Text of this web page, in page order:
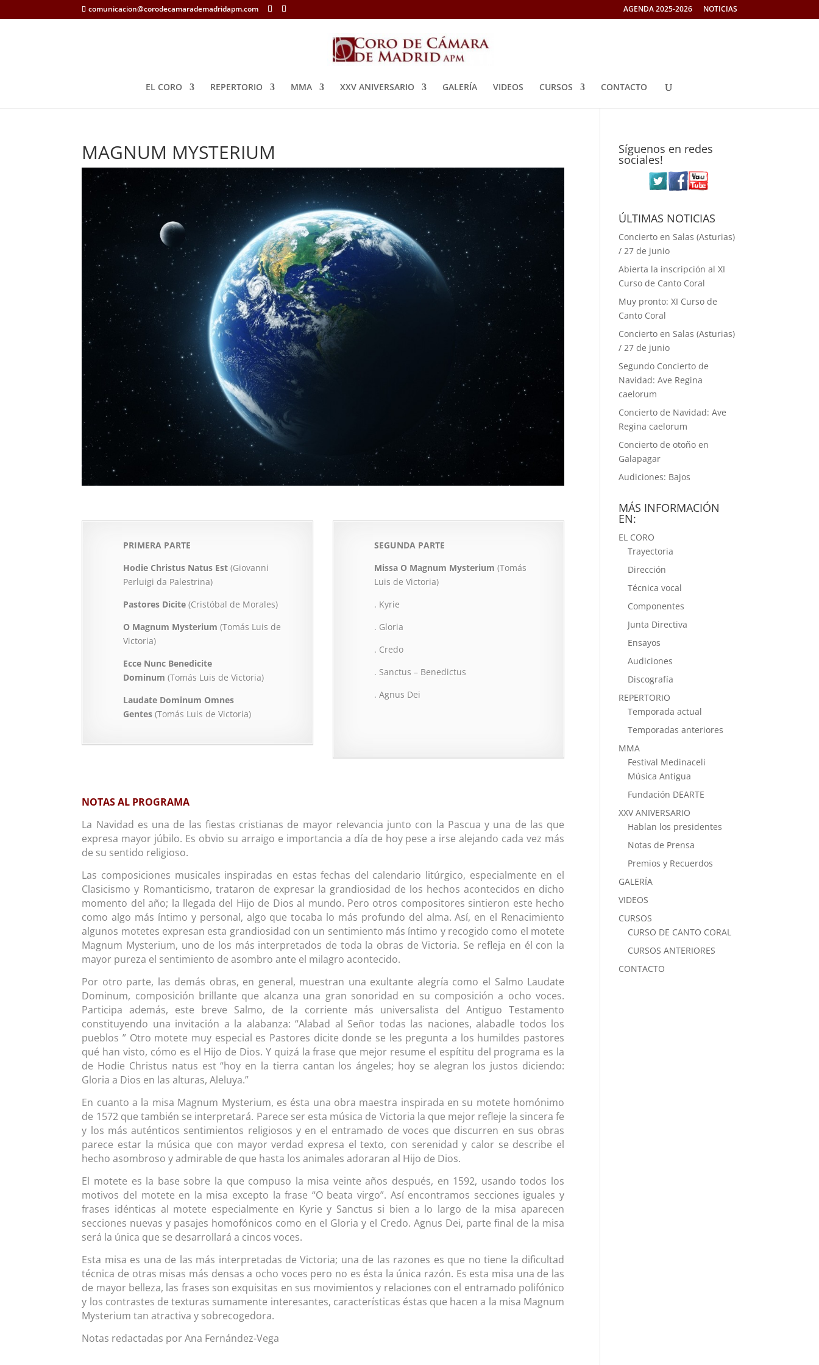
comunicacion@corodecamarademadridapm.com AGENDA 2025-2026 NOTICIAS
EL CORO REPERTORIO MMA XXV ANIVERSARIO GALERÍA VIDEOS CURSOS CONTACTO
MAGNUM MYSTERIUM
PRIMERA PARTE
Hodie Christus Natus Est (Giovanni
Perluigi da Palestrina)
Pastores Dicite (Cristóbal de Morales)
O Magnum Mysterium (Tomás Luis de
Victoria)
Ecce Nunc Benedicite
Dominum(Tomás Luis de Victoria)
Laudate Dominum Omnes
Gentes(Tomás Luis de Victoria)
SEGUNDA PARTE
Missa O Magnum Mysterium(Tomás
Luis de Victoria)
. Kyrie
. Gloria
. Credo
. Sanctus – Benedictus
. Agnus Dei
NOTAS AL PROGRAMA
La Navidad es una de las fiestas cristianas de mayor relevancia junto con la Pascua y una de las que
expresa mayor júbilo. Es obvio su arraigo e importancia a día de hoy pese a irse alejando cada vez más
de su sentido religioso.
Las composiciones musicales inspiradas en estas fechas del calendario litúrgico, especialmente en el
Clasicismo y Romanticismo, trataron de expresar la grandiosidad de los hechos acontecidos en dicho
momento del año; la llegada del Hijo de Dios al mundo. Pero otros compositores sintieron este hecho
como algo más íntimo y personal, algo que tocaba lo más profundo del alma. Así, en el Renacimiento
algunos motetes expresan esta grandiosidad con un sentimiento más íntimo y recogido como el motete
Magnum Mysterium, uno de los más interpretados de toda la obras de Victoria. Se refleja en él con la
mayor pureza el sentimiento de asombro ante el milagro acontecido.
Por otro parte, las demás obras, en general, muestran una exultante alegría como el Salmo Laudate
Dominum, composición brillante que alcanza una gran sonoridad en su composición a ocho voces.
Participa además, este breve Salmo, de la corriente más universalista del Antiguo Testamento
constituyendo una invitación a la alabanza: “Alabad al Señor todas las naciones, alabadle todos los
pueblos ” Otro motete muy especial es Pastores dicite donde se les pregunta a los humildes pastores
qué han visto, cómo es el Hijo de Dios. Y quizá la frase que mejor resume el espítitu del programa es la
de Hodie Christus natus est “hoy en la tierra cantan los ángeles; hoy se alegran los justos diciendo:
Gloria a Dios en las alturas, Aleluya.”
En cuanto a la misa Magnum Mysterium, es ésta una obra maestra inspirada en su motete homónimo
de 1572 que también se interpretará. Parece ser esta música de Victoria la que mejor refleje la sincera fe
y los más auténticos sentimientos religiosos y en el entramado de voces que discurren en sus obras
parece estar la música que con mayor verdad expresa el texto, con serenidad y calor se describe el
hecho asombroso y admirable de que hasta los animales adoraran al Hijo de Dios.
El motete es la base sobre la que compuso la misa veinte años después, en 1592, usando todos los
motivos del motete en la misa excepto la frase “O beata virgo”. Así encontramos secciones iguales y
frases idénticas al motete especialmente en Kyrie y Sanctus si bien a lo largo de la misa aparecen
secciones nuevas y pasajes homofónicos como en el Gloria y el Credo. Agnus Dei, parte final de la misa
será la única que se desarrollará a cincos voces.
Esta misa es una de las más interpretadas de Victoria; una de las razones es que no tiene la dificultad
técnica de otras misas más densas a ocho voces pero no es ésta la única razón. Es esta misa una de las
de mayor belleza, las frases son exquisitas en sus movimientos y relaciones con el entramado polifónico
y los contrastes de texturas sumamente interesantes, características éstas que hacen a la misa Magnum
Mysterium tan atractiva y sobrecogedora.
Notas redactadas por Ana Fernández-Vega
Síguenos en redes
sociales!
ÚLTIMAS NOTICIAS
Concierto en Salas (Asturias)
/ 27 de junio
Abierta la inscripción al XI
Curso de Canto Coral
Muy pronto: XI Curso de
Canto Coral
Concierto en Salas (Asturias)
/ 27 de junio
Segundo Concierto de
Navidad: Ave Regina
caelorum
Concierto de Navidad: Ave
Regina caelorum
Concierto de otoño en
Galapagar
Audiciones: Bajos
MÁS INFORMACIÓN
EN:
EL CORO
Trayectoria
Dirección
Técnica vocal
Componentes
Junta Directiva
Ensayos
Audiciones
Discografía
REPERTORIO
Temporada actual
Temporadas anteriores
MMA
Festival Medinaceli
Música Antigua
Fundación DEARTE
XXV ANIVERSARIO
Hablan los presidentes
Notas de Prensa
Premios y Recuerdos
GALERÍA
VIDEOS
CURSOS
CURSO DE CANTO CORAL
CURSOS ANTERIORES
CONTACTO